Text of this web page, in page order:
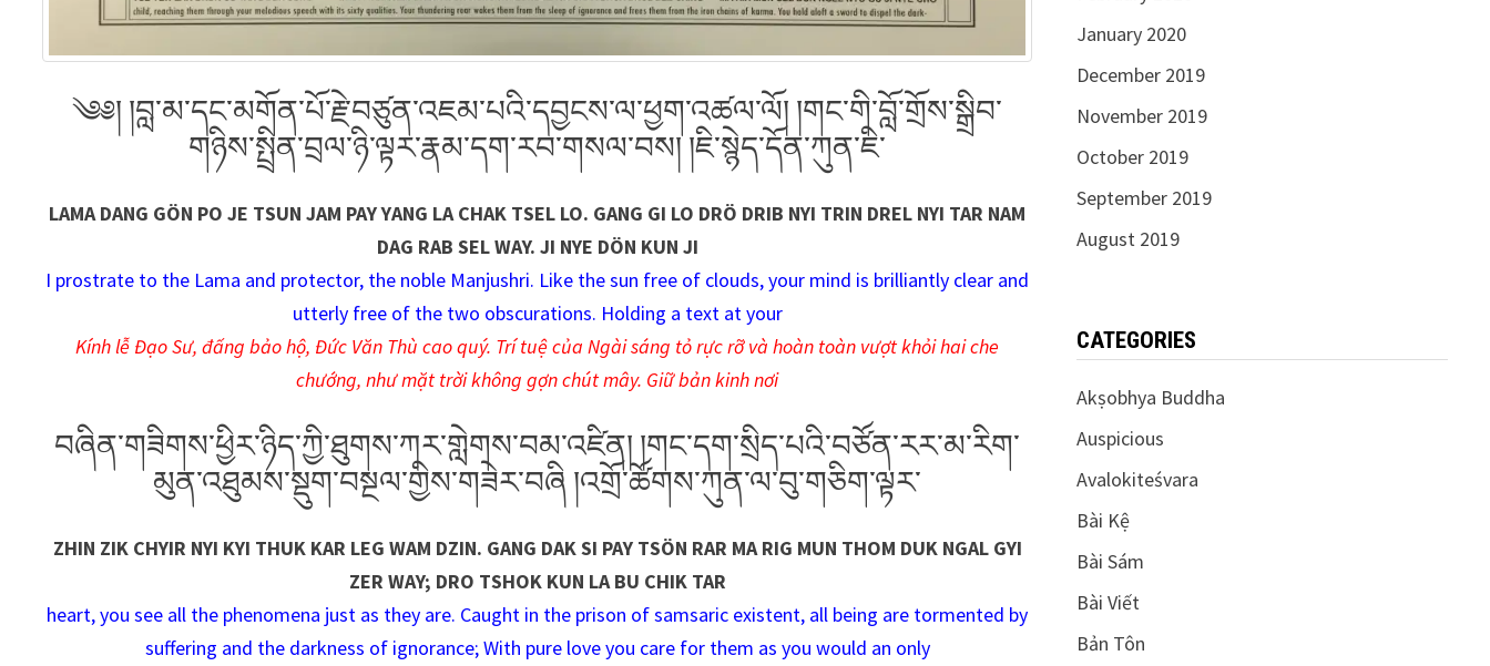
༄༅། །བླ་མ་དང་མགོན་པོ་རྗེ་བཙུན་འཇམ་པའི་དབྱངས་ལ་ཕྱག་འཚལ་ལོ། །གང་གི་བློ་གྲོས་སྒྲིབ་
གཉིས་སྤྲིན་བྲལ་ཉི་ལྟར་རྣམ་དག་རབ་གསལ་བས། །ཇི་སྙེད་དོན་ཀུན་ཇི་
LAMA DANG GÖN PO JE TSUN JAM PAY YANG LA CHAK TSEL LO. GANG GI LO DRÖ DRIB NYI TRIN DREL NYI TAR NAM
DAG RAB SEL WAY. JI NYE DÖN KUN JI
I prostrate to the Lama and protector, the noble Manjushri. Like the sun free of clouds, your mind is brilliantly clear and
utterly free of the two obscurations. Holding a text at your
Kính lễ Đạo Sư, đấng bảo hộ, Đức Văn Thù cao quý. Trí tuệ của Ngài sáng tỏ rực rỡ và hoàn toàn vượt khỏi hai che
chướng, như mặt trời không gợn chút mây. Giữ bản kinh nơi
བཞིན་གཟིགས་ཕྱིར་ཉིད་ཀྱི་ཐུགས་ཀར་གླེགས་བམ་འཛིན། །གང་དག་སྲིད་པའི་བཙོན་རར་མ་རིག་
མུན་འཐུམས་སྡུག་བསྔལ་གྱིས་གཟེར་བཞི །འགྲོ་ཚོགས་ཀུན་ལ་བུ་གཅིག་ལྟར་
ZHIN ZIK CHYIR NYI KYI THUK KAR LEG WAM DZIN. GANG DAK SI PAY TSÖN RAR MA RIG MUN THOM DUK NGAL GYI
ZER WAY; DRO TSHOK KUN LA BU CHIK TAR
heart, you see all the phenomena just as they are. Caught in the prison of samsaric existent, all being are tormented by
suffering and the darkness of ignorance; With pure love you care for them as you would an only
January 2020
December 2019
November 2019
October 2019
September 2019
August 2019
CATEGORIES
Akṣobhya Buddha
Auspicious
Avalokiteśvara
Bài Kệ
Bài Sám
Bài Viết
Bản Tôn